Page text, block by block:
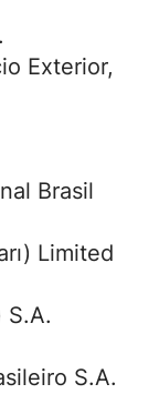
Exterior,
Brasil
Limited
S.A.
S.A.